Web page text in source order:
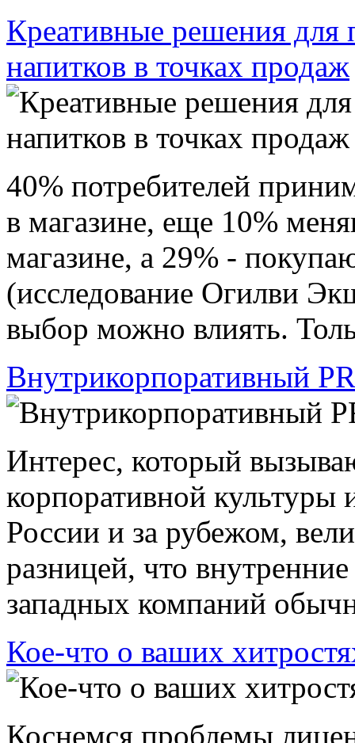
Креативные решения
напитков в точках продаж
40% потребителей
в магазине, еще 10%
магазине, а 29% -
(исследование Огилви
выбор можно влиять.
Внутрикорпоративный
Интерес, который
корпоративной
России и за рубежом,
разницей, что
западных компаний
Кое-что о ваших
Коснемся проблемы